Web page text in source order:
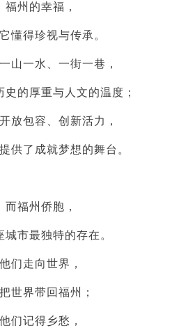
福州的幸福，
懂得珍视与传承。
山一水、一街一巷，
史的厚重与人文的温度；
放包容、创新活力，
供了成就梦想的舞台。
而福州侨胞，
城市最独特的存在。
他们走向世界，
世界带回福州；
他们记得乡愁，